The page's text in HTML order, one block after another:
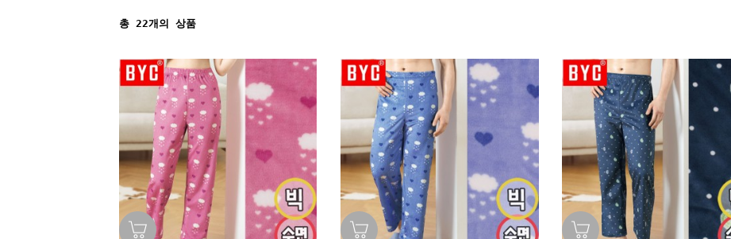
총 22개의 상품